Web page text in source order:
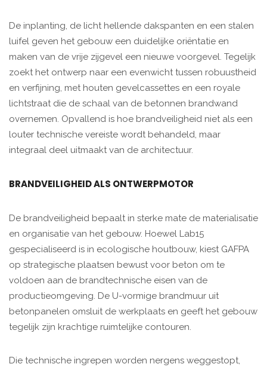
De inplanting, de licht hellende dakspanten en een stalen
luifel geven het gebouw een duidelijke oriëntatie en
maken van de vrije zijgevel een nieuwe voorgevel. Tegelijk
zoekt het ontwerp naar een evenwicht tussen robuustheid
en verfijning, met houten gevelcassettes en een royale
lichtstraat die de schaal van de betonnen brandwand
overnemen. Opvallend is hoe brandveiligheid niet als een
louter technische vereiste wordt behandeld, maar
integraal deel uitmaakt van de architectuur.
BRANDVEILIGHEID ALS ONTWERPMOTOR
De brandveiligheid bepaalt in sterke mate de materialisatie
en organisatie van het gebouw. Hoewel Lab15
gespecialiseerd is in ecologische houtbouw, kiest GAFPA
op strategische plaatsen bewust voor beton om te
voldoen aan de brandtechnische eisen van de
productieomgeving. De U-vormige brandmuur uit
betonpanelen omsluit de werkplaats en geeft het gebouw
tegelijk zijn krachtige ruimtelijke contouren.
Die technische ingrepen worden nergens weggestopt,